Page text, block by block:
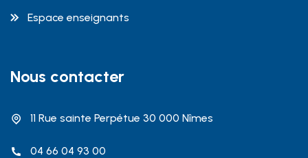
Espace enseignants
Nous contacter
11 Rue sainte Perpétue 30 000 Nîmes
04 66 04 93 00